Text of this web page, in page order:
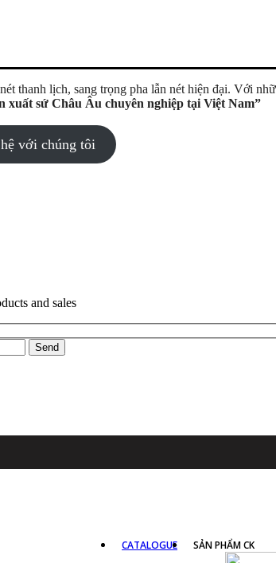
thanh lịch, sang trọng pha lẫn nét hiện đại. Với
xuất sứ Châu Âu chuyên nghiệp tại Việt Nam”
với chúng tôi
and sales
CATALOGUE SẢN PHẨM CK